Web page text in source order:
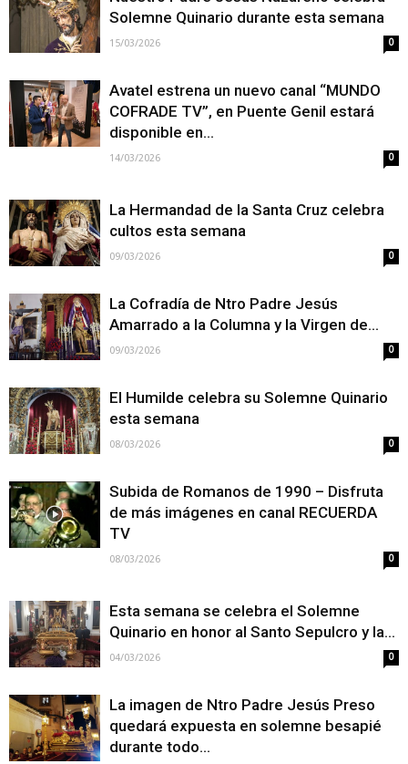
Solemne Quinario durante esta semana
15/03/2026 0
Avatel estrena un nuevo canal “MUNDO
COFRADE TV”, en Puente Genil estará
disponible en...
14/03/2026 0
La Hermandad de la Santa Cruz celebra
cultos esta semana
09/03/2026 0
La Cofradía de Ntro Padre Jesús
Amarrado a la Columna y la Virgen de...
09/03/2026 0
El Humilde celebra su Solemne Quinario
esta semana
08/03/2026 0
Subida de Romanos de 1990 – Disfruta
de más imágenes en canal RECUERDA
TV
08/03/2026 0
Esta semana se celebra el Solemne
Quinario en honor al Santo Sepulcro y la...
04/03/2026 0
La imagen de Ntro Padre Jesús Preso
quedará expuesta en solemne besapié
durante todo...